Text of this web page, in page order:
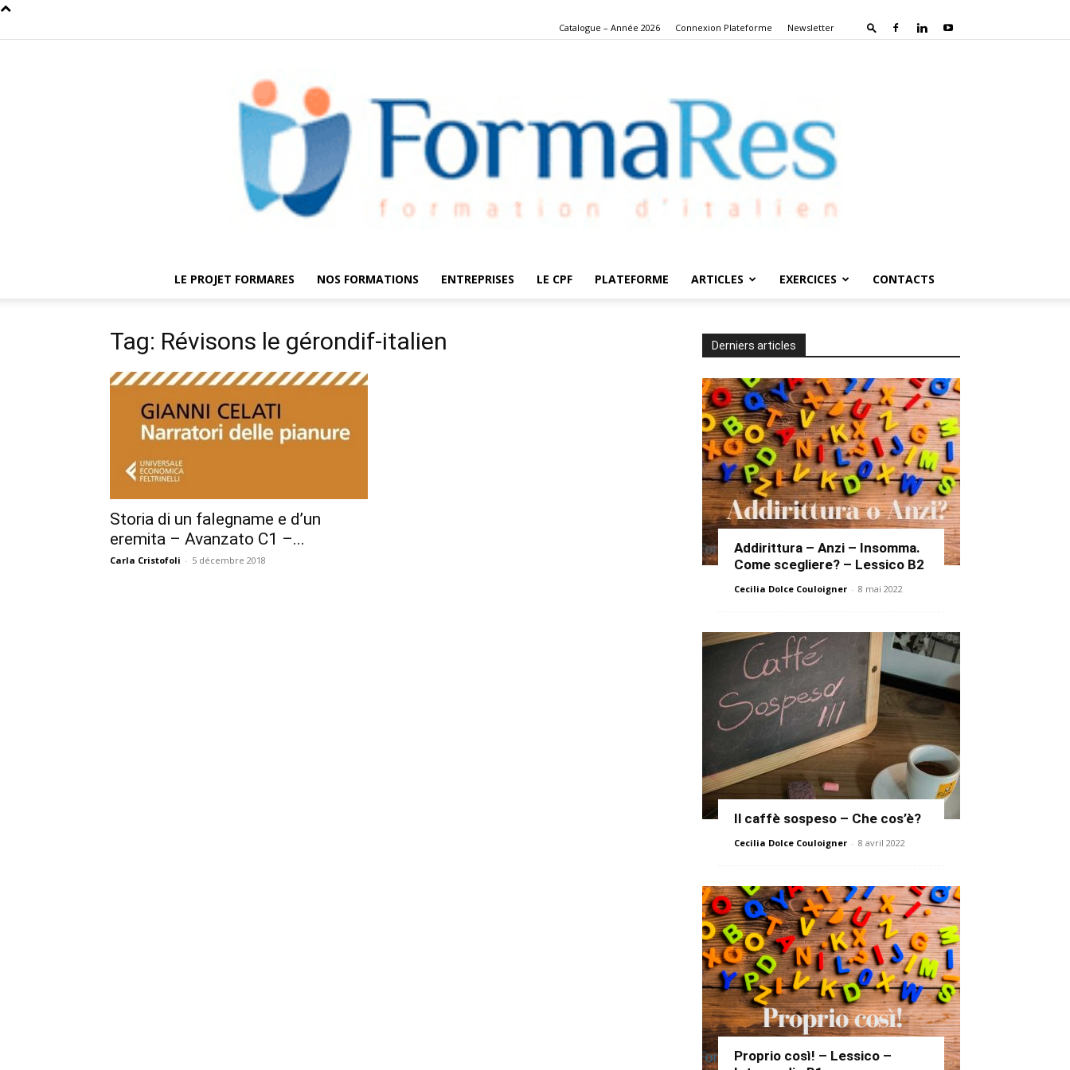
Catalogue – Année 2026 Connexion Plateforme Newsletter
LE PROJET FORMARES NOS FORMATIONS ENTREPRISES LE CPF PLATEFORME ARTICLES EXERCICES CONTACTS
Tag: Révisons le gérondif-italien
Storia di un falegname e d’un
eremita – Avanzato C1 –...
Carla Cristofoli - 5 décembre 2018
Derniers articles
Addirittura – Anzi – Insomma.
Come scegliere? – Lessico B2
Cecilia Dolce Couloigner - 8 mai 2022
Il caffè sospeso – Che cos’è?
Cecilia Dolce Couloigner - 8 avril 2022
Proprio così! – Lessico –